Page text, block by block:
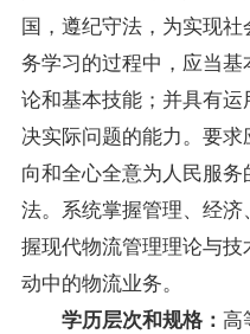
国，遵纪守法，为实现
务学习的过程中，应当
论和基本技能；并具有
决实际问题的能力。要
向和全心全意为人民服
法。系统掌握管理、经
握现代物流管理理论与
动中的物流业务。
学历层次和规格： 高